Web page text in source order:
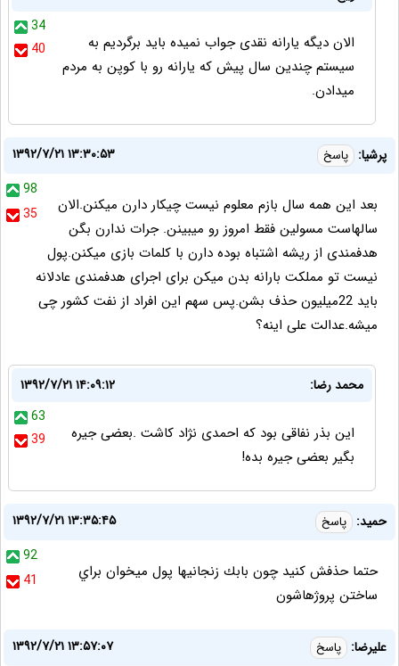
34
40
الان دیگه یارانه نقدی جواب نمیده باید برگردیم به
سیستم چندین سال پیش که یارانه رو با کوپن به مردم
میدادن.
پرشیا: پاسخ
۱۳۹۲/۷/۲۱ ۱۳:۳۰:۵۳
98
35
بعد این همه سال بازم معلوم نیست چیکار دارن میکنن.الان
سالهاست مسولین فقط امروز رو میبینن. جرات ندارن بگن
هدفمندی از ریشه اشتباه بوده دارن با کلمات بازی میکنن.پول
نیست تو مملکت بارانه بدن میکن برای اجرای هدفمندی عادلانه
باید 22میلیون حذف بشن.پس سهم این افراد از نفت کشور چی
میشه.عدالت علی اینه؟
محمد رضا:
۱۳۹۲/۷/۲۱ ۱۴:۰۹:۱۲
63
39
این بذر نفاقی بود که احمدی نژاد کاشت .بعضی جیره
بگیر بعضی جیره بده!
حميد: پاسخ
۱۳۹۲/۷/۲۱ ۱۳:۳۵:۴۵
92
41
حتما حذفش كنيد چون بابك زنجانيها پول ميخوان براي
ساختن پروژهاشون
علیرضا: پاسخ
۱۳۹۲/۷/۲۱ ۱۳:۵۷:۰۷